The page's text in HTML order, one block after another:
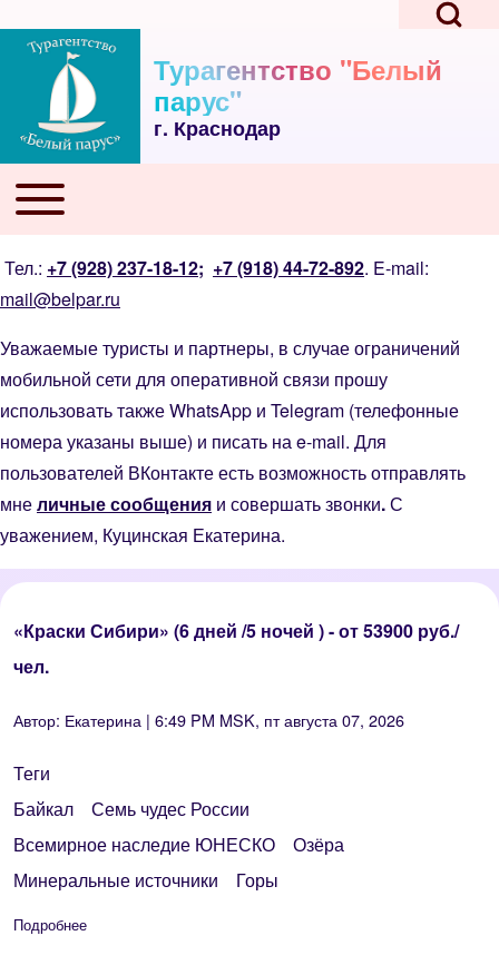
Поиск
Турагентство "Белый
парус"
г. Краснодар
Основная навигация
Toggle main menu
Тел.: +7 (928) 237-18-12; +7 (918) 44-72-892. E-mail:
mail@belpar.ru
Уважаемые туристы и партнеры, в случае ограничений
мобильной сети для оперативной связи прошу
использовать также WhatsApp и Telegram (телефонные
номера указаны выше) и писать на e-mail. Для
пользователей ВКонтакте есть возможность отправлять
мнеличные сообщения и совершать звонки.С
уважением, Куцинская Екатерина.
«Краски Сибири» (6 дней /5 ночей ) - от 53900 руб./
чел.
Автор: Екатерина | 6:49 PM MSK, пт августа 07, 2026
Теги
Байкал
Семь чудес России
Всемирное наследие ЮНЕСКО
Озёра
Минеральные источники
Горы
Подробнее